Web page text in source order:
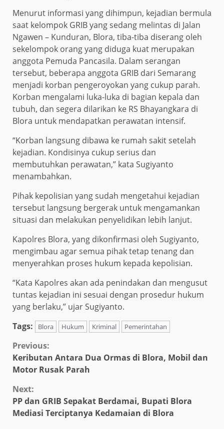
Menurut informasi yang dihimpun, kejadian bermula
saat kelompok GRIB yang sedang melintas di Jalan
Ngawen – Kunduran, Blora, tiba-tiba diserang oleh
sekelompok orang yang diduga kuat merupakan
anggota Pemuda Pancasila. Dalam serangan
tersebut, beberapa anggota GRIB dari Semarang
menjadi korban pengeroyokan yang cukup parah.
Korban mengalami luka-luka di bagian kepala dan
tubuh, dan segera dilarikan ke RS Bhayangkara di
Blora untuk mendapatkan perawatan intensif.
“Korban langsung dibawa ke rumah sakit setelah
kejadian. Kondisinya cukup serius dan
membutuhkan perawatan,” kata Sugiyanto
menambahkan.
Pihak kepolisian yang sudah mengetahui kejadian
tersebut langsung bergerak untuk mengamankan
situasi dan melakukan penyelidikan lebih lanjut.
Kapolres Blora, yang dikonfirmasi oleh Sugiyanto,
mengimbau agar semua pihak tetap tenang dan
menyerahkan proses hukum kepada kepolisian.
“Kata Kapolres akan ada penindakan dan mengusut
tuntas kejadian ini sesuai dengan prosedur hukum
yang berlaku,” ujar Sugiyanto.
Tags:
Blora Hukum Kriminal Pemerintahan
Continue
Reading
Previous:
Keributan Antara Dua Ormas di Blora, Mobil dan
Motor Rusak Parah
Next:
PP dan GRIB Sepakat Berdamai, Bupati Blora
Mediasi Terciptanya Kedamaian di Blora